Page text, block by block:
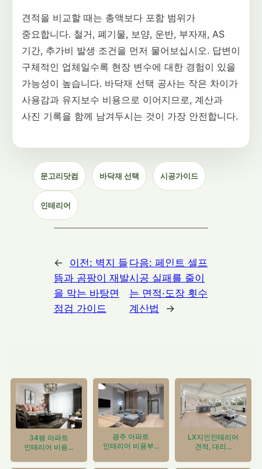
견적을 비교할 때는 총액보다 포함 범위가
중요합니다. 철거, 폐기물, 보양, 운반, 부자재, AS
기간, 추가비 발생 조건을 먼저 물어보십시오. 답변이
구체적인 업체일수록 현장 변수에 대한 경험이 있을
가능성이 높습니다. 바닥재 선택 공사는 작은 차이가
사용감과 유지보수 비용으로 이어지므로, 계산과
사진 기록을 함께 남겨두시는 것이 가장 안전합니다.
문고리닷컴 바닥재 선택 시공가이드
인테리어
← 이전: 벽지 들
뜸과 곰팡이 재발
을 막는 바탕면
점검 가이드
다음: 페인트 셀프
시공 실패를 줄이
는 면적·도장 횟수
계산법
→
34평 아파트
인테리어 비용...
광주 아파트
인테리어 비용부...
LX지인인테리어
견적, 대리...